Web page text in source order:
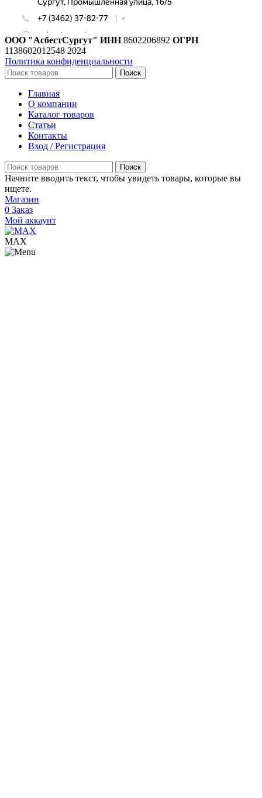
ООО "АсбестСургут" ИНН8602206892 ОГРН
1138602012548 2024
Политика конфиденциальности
Поиск
Главная
О компании
Каталог товаров
Статьи
Контакты
Вход / Регистрация
Поиск
Начните вводить текст, чтобы увидеть товары, которые вы
ищете.
Магазин
0 Заказ
Мой аккаунт
МАХ